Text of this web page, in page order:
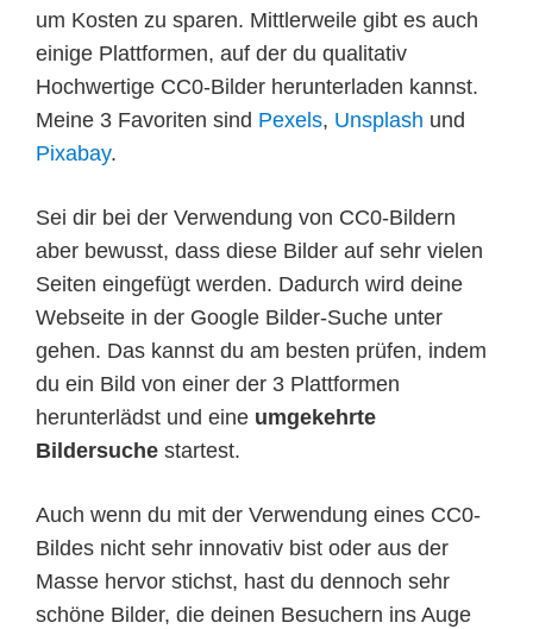
um Kosten zu sparen. Mittlerweile gibt es auch
einige Plattformen, auf der du qualitativ
Hochwertige CC0-Bilder herunterladen kannst.
Meine 3 Favoriten sind Pexels, Unsplash und
Pixabay.
Sei dir bei der Verwendung von CC0-Bildern
aber bewusst, dass diese Bilder auf sehr vielen
Seiten eingefügt werden. Dadurch wird deine
Webseite in der Google Bilder-Suche unter
gehen. Das kannst du am besten prüfen, indem
du ein Bild von einer der 3 Plattformen
herunterlädst und eine umgekehrte
Bildersuche startest.
Auch wenn du mit der Verwendung eines CC0-
Bildes nicht sehr innovativ bist oder aus der
Masse hervor stichst, hast du dennoch sehr
schöne Bilder, die deinen Besuchern ins Auge